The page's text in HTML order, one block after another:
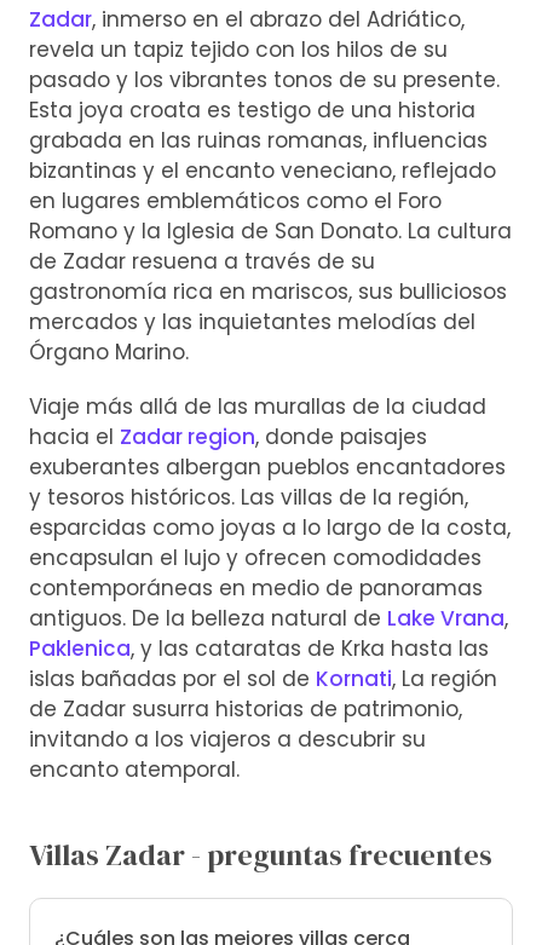
Zadar, inmerso en el abrazo del Adriático,
revela un tapiz tejido con los hilos de su
pasado y los vibrantes tonos de su presente.
Esta joya croata es testigo de una historia
grabada en las ruinas romanas, influencias
bizantinas y el encanto veneciano, reflejado
en lugares emblemáticos como el Foro
Romano y la Iglesia de San Donato. La cultura
de Zadar resuena a través de su
gastronomía rica en mariscos, sus bulliciosos
mercados y las inquietantes melodías del
Órgano Marino.
Viaje más allá de las murallas de la ciudad
hacia el Zadar region, donde paisajes
exuberantes albergan pueblos encantadores
y tesoros históricos. Las villas de la región,
esparcidas como joyas a lo largo de la costa,
encapsulan el lujo y ofrecen comodidades
contemporáneas en medio de panoramas
antiguos. De la belleza natural de Lake Vrana,
Paklenica, y las cataratas de Krka hasta las
islas bañadas por el sol de Kornati, La región
de Zadar susurra historias de patrimonio,
invitando a los viajeros a descubrir su
encanto atemporal.
Villas Zadar - preguntas frecuentes
¿Cuáles son las mejores villas cerca